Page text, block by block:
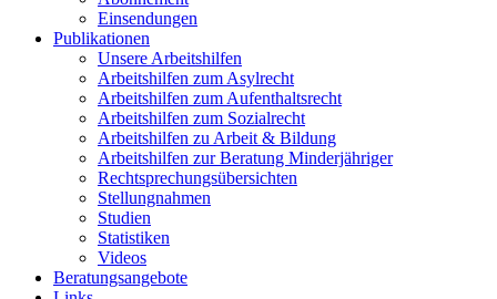
Einsendungen
Publikationen
Unsere Arbeitshilfen
Arbeitshilfen zum Asylrecht
Arbeitshilfen zum Aufenthaltsrecht
Arbeitshilfen zum Sozialrecht
Arbeitshilfen zu Arbeit & Bildung
Arbeitshilfen zur Beratung Minderjähriger
Rechtsprechungsübersichten
Stellungnahmen
Studien
Statistiken
Videos
Beratungsangebote